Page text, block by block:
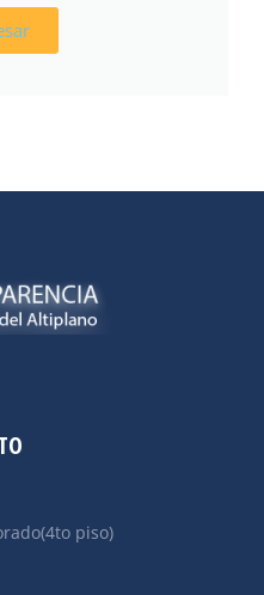
piso)